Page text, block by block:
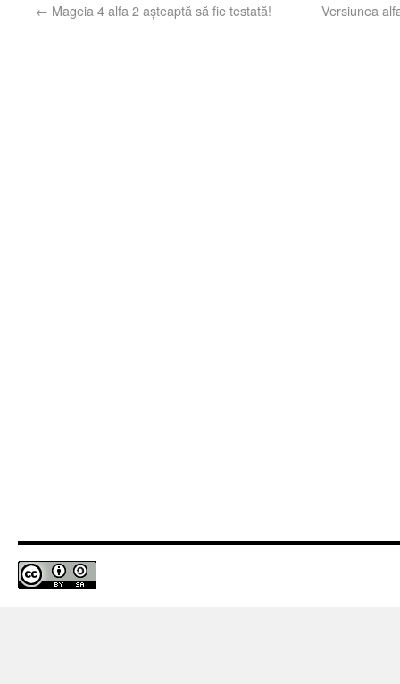
← Mageia 4 alfa 2 așteaptă să fie testată! Versiunea